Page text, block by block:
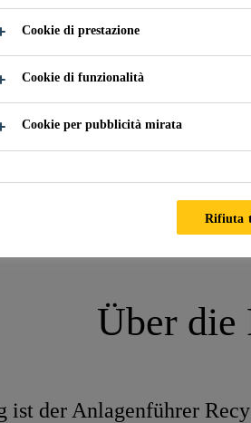
(m/w/d) - Process Operator
Über die
ist der Anlagenführer
Cookie di prestazione
Cookie di funzionalità
Cookie per pubblicità mirata
Rifiuta